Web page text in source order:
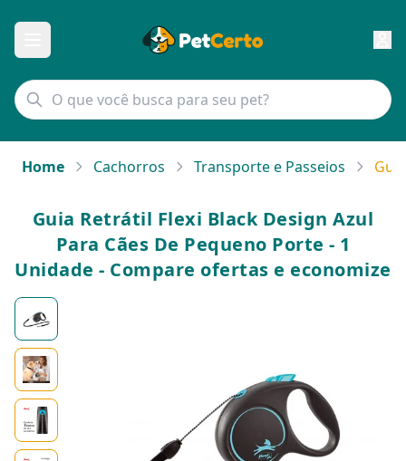
Home Cachorros Transporte e Passeios
Guia Retrátil Flexi Black Design Azul
Para Cães De Pequeno Porte - 1
Unidade - Compare ofertas e economize